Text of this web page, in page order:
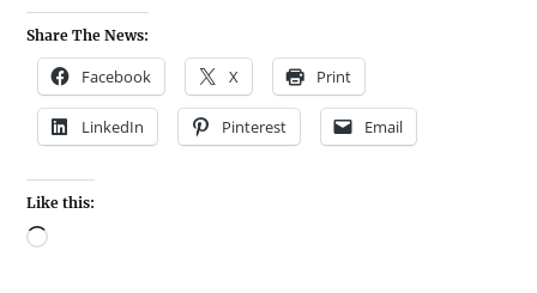
Share The News:
Facebook X Print
LinkedIn Pinterest Email
Like this: